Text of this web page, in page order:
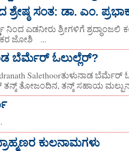
ಶ್ರೇಷ್ಠ ಸಂತ: ಡಾ. ಎಂ.
ನಿಂದ ಎಡನೀರು ಶ್ರೀಗಳಿಗೆ ಶ್ರದ್ಧಾಂಜಲಿ
ಜೋಶಿ ‌‌‌ ...
ಬೆರ್ಮೆರ್ ಓಲುಲ್ಲೆರ್?
Salethoorತುಳುನಾಡ ಬೆರ್ಮೆರ್
ತನ್ಕ್ ತೋಜಂದಿನ, ತನ್ಕ್ ಸಹಾಯ
ಕುಲನಾಮಗಳು